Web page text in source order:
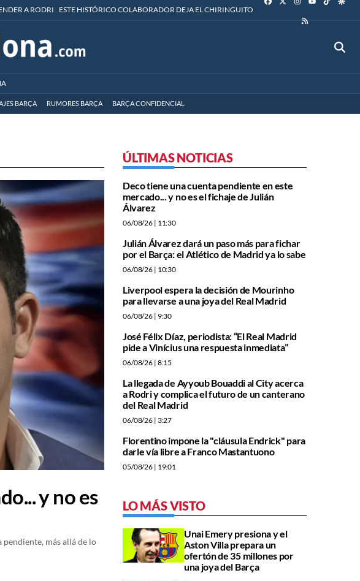
A RODRI ESTE HISTÓRICO COLABORADOR DEJA EL CHIRINGUITO
BARÇA RUMORES BARÇA BARÇA CONFIDENCIAL
y no es
más allá de lo
ÚLTIMAS NOTICIAS
Deco tiene una cuenta pendiente en este
mercado... y no es el fichaje de Julián
Álvarez
06/08/26 | 11:30
Julián Álvarez dará un paso más para fichar
por el Barça: el Atlético de Madrid ya lo sabe
06/08/26 | 10:30
Liverpool espera la decisión de Mourinho
para llevarse a una joya del Real Madrid
06/08/26 | 9:30
José Félix Díaz, periodista: “El Real Madrid
pide a Vinícius una respuesta inmediata”
06/08/26 | 8:15
La llegada de Ayyoub Bouaddi al City acerca
a Rodri y complica el futuro de un canterano
del Real Madrid
06/08/26 | 3:27
Florentino impone la "cláusula Endrick" para
darle vía libre a Franco Mastantuono
05/08/26 | 19:01
LO MÁS VISTO
Unai Emery presiona y el
Aston Villa prepara un
ofertón de 35 millones por
una joya del Barça